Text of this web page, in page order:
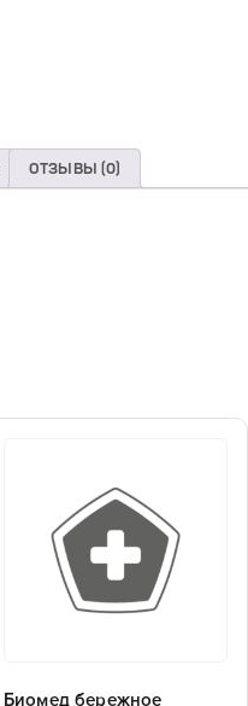
ОТЗЫВЫ (0)
Биомед бережное